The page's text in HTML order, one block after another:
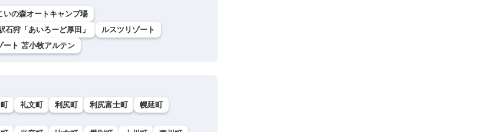
いの森オートキャンプ場
石狩「あいろーど厚田」
ルスツリゾート
ート 苫小牧アルテン
礼文町 利尻町 利尻富士町 幌延町